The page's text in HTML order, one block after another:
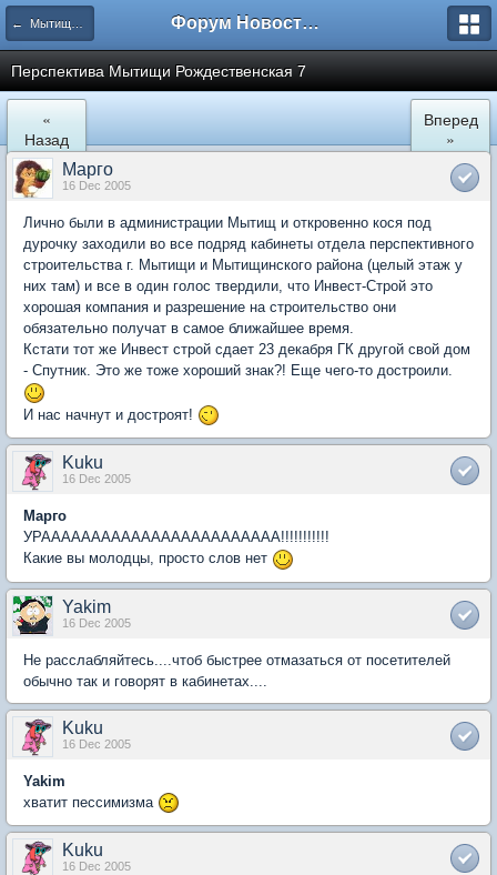
← Мытищи, Рождественская 7 Форум Новостройки
Перспектива Мытищи Рождественская 7
«
Назад
Вперед
»
Марго
16 Dec 2005
Лично были в администрации Мытищ и откровенно кося под
дурочку заходили во все подряд кабинеты отдела перспективного
строительства г. Мытищи и Мытищинского района (целый этаж у
них там) и все в один голос твердили, что Инвест-Строй это
хорошая компания и разрешение на строительство они
обязательно получат в самое ближайшее время.
Кстати тот же Инвест строй сдает 23 декабря ГК другой свой дом
- Спутник. Это же тоже хороший знак?! Еще чего-то достроили.
И нас начнут и достроят!
Kuku
16 Dec 2005
Марго
УРАААААААААААААААААААААААА!!!!!!!!!!!
Какие вы молодцы, просто слов нет
Yakim
16 Dec 2005
Не расслабляйтесь....чтоб быстрее отмазаться от посетителей
обычно так и говорят в кабинетах....
Kuku
16 Dec 2005
Yakim
хватит пессимизма
Kuku
16 Dec 2005